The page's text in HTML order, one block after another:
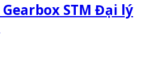
Gearbox STM Đại lý